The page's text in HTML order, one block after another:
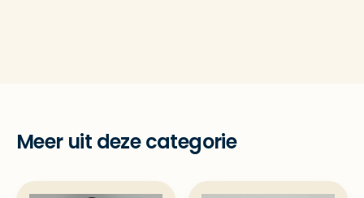
Meer uit deze categorie